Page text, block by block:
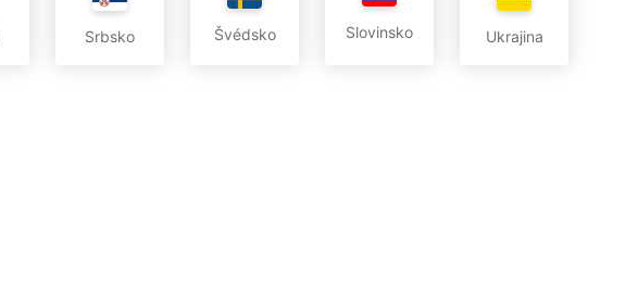
Srbsko Švédsko Slovinsko Ukrajina